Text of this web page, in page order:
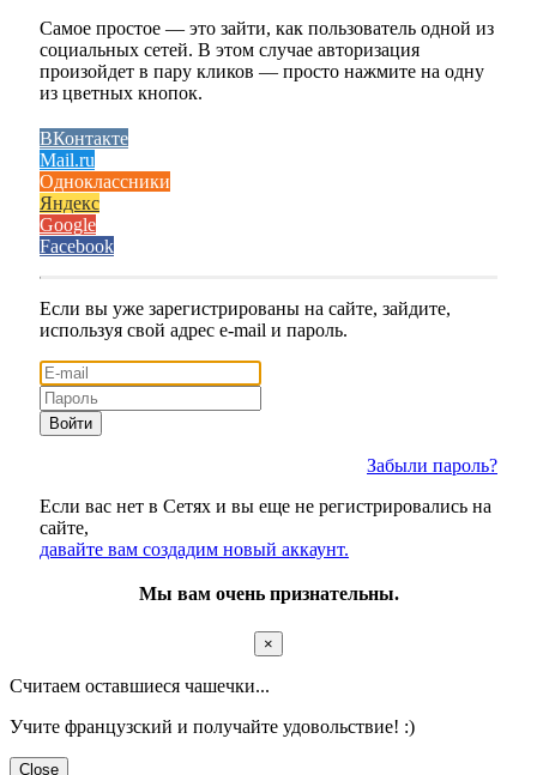
Самое простое — это зайти, как пользователь одной из
социальных сетей. В этом случае авторизация
произойдет в пару кликов — просто нажмите на одну
из цветных кнопок.
ВКонтакте
Mail.ru
Одноклассники
Яндекс
Google
Facebook
Если вы уже зарегистрированы на сайте, зайдите,
используя свой адрес e-mail и пароль.
Войти
Забыли пароль?
Если вас нет в Сетях и вы еще не регистрировались на
сайте,
давайте вам создадим новый аккаунт.
Мы вам очень признательны.
×
Считаем оставшиеся чашечки...
Учите французский и получайте удовольствие! :)
Close